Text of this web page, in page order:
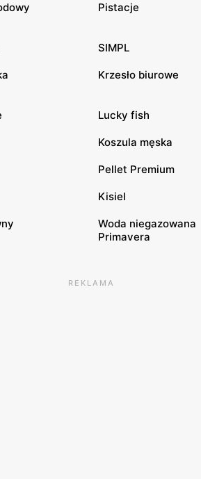
Pistacje
SIMPL
Krzesło biurowe
Lucky fish
Koszula męska
Pellet Premium
Kisiel
Woda niegazowana
Primavera
REKLAMA